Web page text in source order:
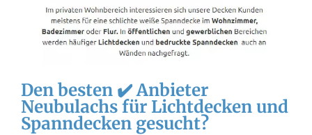
Den besten ✔️ Anbieter
Neubulachs für Lichtdecken und
Spanndecken gesucht?